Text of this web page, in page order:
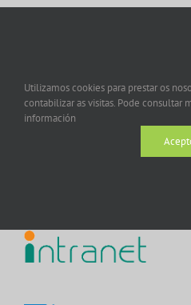
Utilizamos cookies para prestar os
contabilizar as visitas. Pode consultar
información